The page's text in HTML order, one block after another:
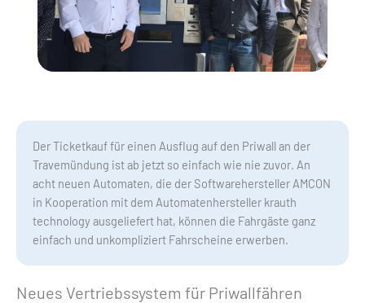
Der Ticketkauf für einen Ausflug auf den Priwall an der
Travemündung ist ab jetzt so einfach wie nie zuvor. An
acht neuen Automaten, die der Softwarehersteller AMCON
in Kooperation mit dem Automatenhersteller krauth
technology ausgeliefert hat, können die Fahrgäste ganz
einfach und unkompliziert Fahrscheine erwerben.
Neues Vertriebssystem für Priwallfähren